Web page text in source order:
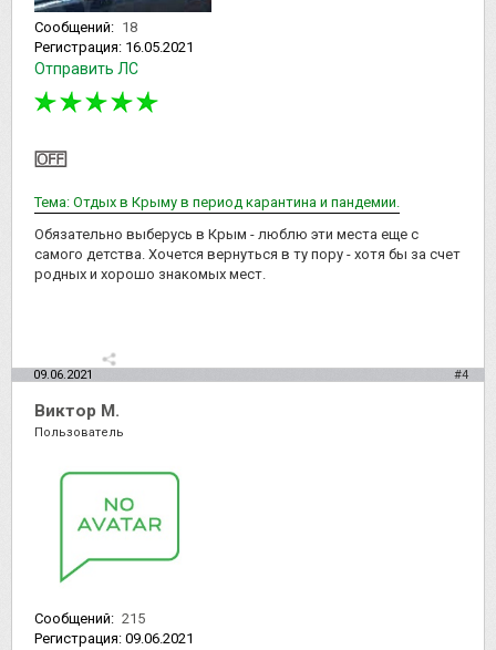
Сообщений: 18
Регистрация: 16.05.2021
Отправить ЛС
Тема: Отдых в Крыму в период карантина и пандемии.
Обязательно выберусь в Крым - люблю эти места еще с
самого детства. Хочется вернуться в ту пору - хотя бы за счет
родных и хорошо знакомых мест.
09.06.2021 #4
Виктор М.
Пользователь
Сообщений: 215
Регистрация: 09.06.2021